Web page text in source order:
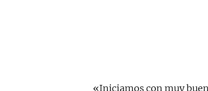
«Iniciamos con muy